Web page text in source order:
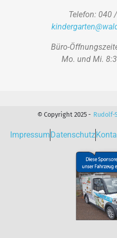
Telefon: 040
Büro-
Mo. und Mi.
© Copyright 2025 - Rudolf-
Impressum Datenschutz